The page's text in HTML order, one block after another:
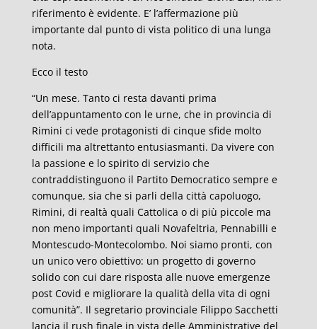
riferimento è evidente. E’ l’affermazione più
importante dal punto di vista politico di una lunga
nota.
Ecco il testo
“Un mese. Tanto ci resta davanti prima
dell’appuntamento con le urne, che in provincia di
Rimini ci vede protagonisti di cinque sfide molto
difficili ma altrettanto entusiasmanti. Da vivere con
la passione e lo spirito di servizio che
contraddistinguono il Partito Democratico sempre e
comunque, sia che si parli della città capoluogo,
Rimini, di realtà quali Cattolica o di più piccole ma
non meno importanti quali Novafeltria, Pennabilli e
Montescudo-Montecolombo. Noi siamo pronti, con
un unico vero obiettivo: un progetto di governo
solido con cui dare risposta alle nuove emergenze
post Covid e migliorare la qualità della vita di ogni
comunità”. Il segretario provinciale Filippo Sacchetti
lancia il rush finale in vista delle Amministrative del